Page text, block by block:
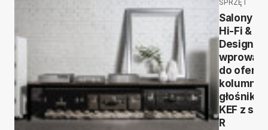
SPRZĘT
Salony
Hi-Fi &
Design
do oferty
kolumny
KEF z
R